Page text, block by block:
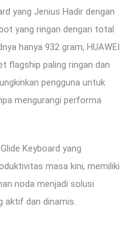
yang Jenius Hadir dengan
yang ringan dengan total
hanya 932 gram, HUAWEI
flagship paling ringan dan
pengguna untuk
mengurangi performa
Keyboard yang
masa kini, memiliki
noda menjadi solusi
aktif dan dinamis.